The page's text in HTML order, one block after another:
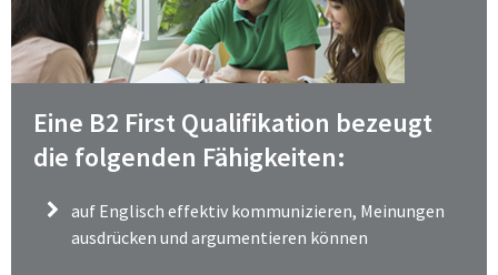
Eine B2 First Qualifikation bezeugt
die folgenden Fähigkeiten:
auf Englisch effektiv kommunizieren, Meinungen
ausdrücken und argumentieren können